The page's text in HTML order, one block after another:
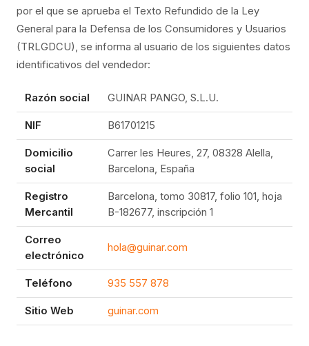
por el que se aprueba el Texto Refundido de la Ley
General para la Defensa de los Consumidores y Usuarios
(TRLGDCU), se informa al usuario de los siguientes datos
identificativos del vendedor:
Razón social GUINAR PANGO, S.L.U.
NIF B61701215
Domicilio
social
Carrer les Heures, 27, 08328 Alella,
Barcelona, España
Registro
Mercantil
Barcelona, tomo 30817, folio 101, hoja
B-182677, inscripción 1
Correo
electrónico
hola@guinar.com
Teléfono 935 557 878
Sitio Web guinar.com